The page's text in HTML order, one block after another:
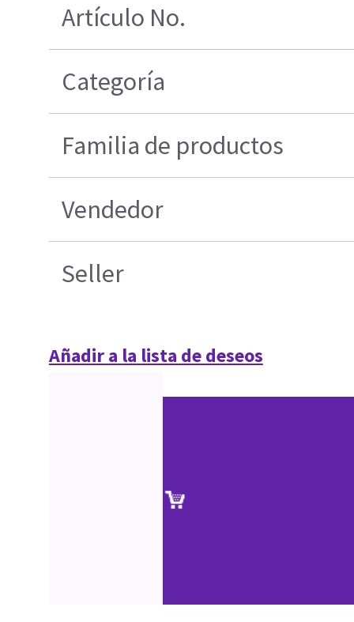
Artículo No.
Categoría
Familia de productos
Vendedor
Seller
Añadir a la lista de deseos